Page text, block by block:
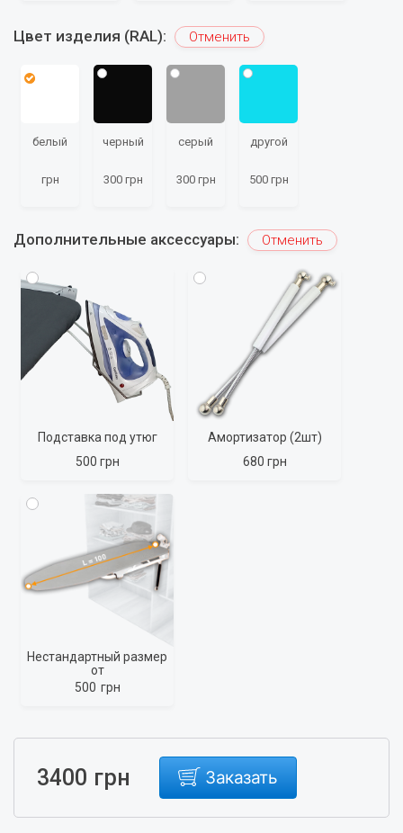
Цвет изделия (RAL): Отменить
белый
грн
черный
300 грн
серый
300 грн
другой
500 грн
Дополнительные аксессуары: Отменить
Подставка под утюг
500 грн
Амортизатор (2шт)
680 грн
Нестандартный размер
от
500 грн
Подтвердить
3400 грн Заказать